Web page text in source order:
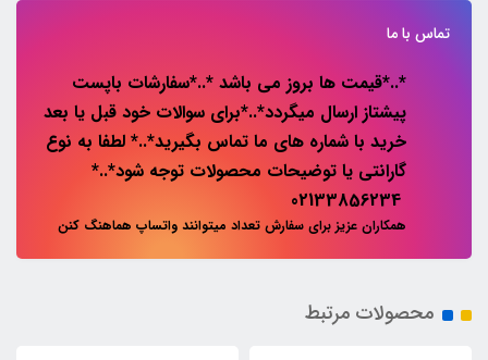
تماس با ما
*..*قیمت ها بروز می باشد *..*سفارشات باپست
پیشتاز ارسال میگردد*..*برای سوالات خود قبل یا بعد
خرید با شماره های ما تماس بگیرید*..* لطفا به نوع
گارانتی یا توضیحات محصولات توجه شود*..*
همکاران عزیز برای سفارش تعداد میتوانند واتساپ هماهنگ کنن
محصولات مرتبط